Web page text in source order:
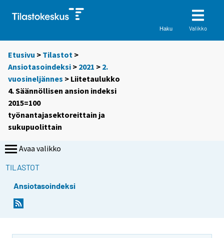
Haku Valikko
Etusivu > Tilastot >
Ansiotasoindeksi > 2021 > 2.
vuosineljännes > Liitetaulukko
4. Säännöllisen ansion indeksi
2015=100
työnantajasektoreittain ja
sukupuolittain
Avaa valikko
TILASTOT
Ansiotasoindeksi